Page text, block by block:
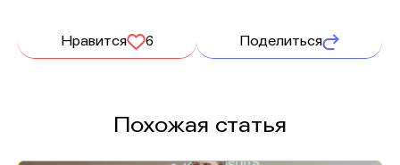
Нравится 6 Поделиться
Похожая статья